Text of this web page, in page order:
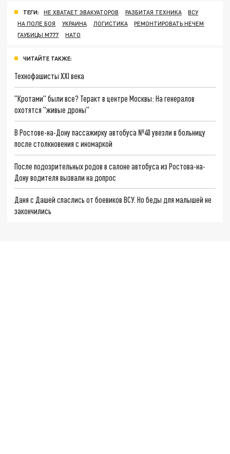
ТЕГИ: НЕ ХВАТАЕТ ЭВАКУАТОРОВ РАЗБИТАЯ ТЕХНИКА
ВСУ
НА ПОЛЕ БОЯ
УКРАИНА ЛОГИСТИКА
РЕМОНТИРОВАТЬ НЕЧЕМ
ГАУБИЦЫ М777
НАТО
ЧИТАЙТЕ ТАКЖЕ:
Технофашисты XXI века
"Кротами" были все? Теракт в центре Москвы: На генералов
охотятся "живые дроны"
В Ростове-на-Дону пассажирку автобуса №40 увезли в больницу
после столкновения с иномаркой
После подозрительных родов в салоне автобуса из Ростова-на-
Дону водителя вызвали на допрос
Даня с Дашей спаслись от боевиков ВСУ. Но беды для малышей не
закончились